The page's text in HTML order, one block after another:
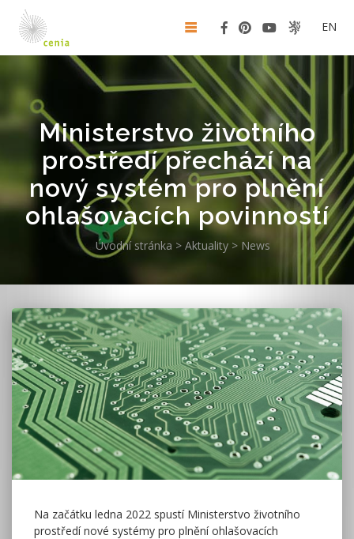
EN
Ministerstvo životního
prostředí přechází na
nový systém pro plnění
ohlašovacích povinností
Úvodní stránka > Aktuality > News
Na začátku ledna 2022 spustí Ministerstvo životního
prostředí nové systémy pro plnění ohlašovacích